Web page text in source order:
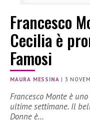
Francesco
Cecilia è
Famosi
MAURA MESSINA | 3
Francesco Monte è
ultime settimane. Il
Donne è…